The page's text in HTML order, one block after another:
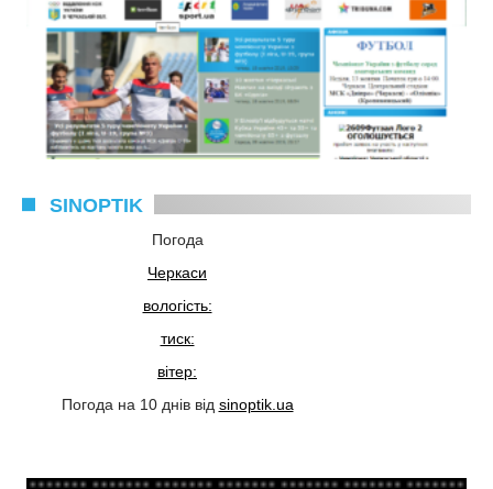
SINOPTIK
Погода
Черкаси
вологість:
тиск:
вітер:
Погода на 10 днів від sinoptik.ua